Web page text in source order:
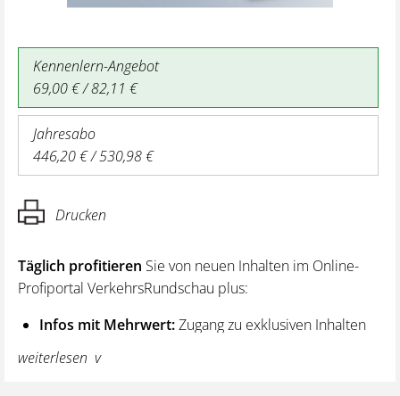
Kennenlern-Angebot
69,00 € / 82,11 €
Jahresabo
446,20 € / 530,98 €
Drucken
Täglich profitieren Sie von neuen Inhalten im Online-
Profiportal VerkehrsRundschau plus:
Infos mit Mehrwert:Zugang zu exklusiven Inhalten
und Hintergrundwissen – von aktuellen Regelungen
wie z. B. bei den Lenk- und Ruhezeiten,
weiterlesen